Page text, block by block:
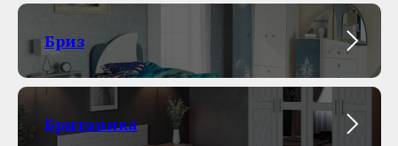
Бриз
Британика